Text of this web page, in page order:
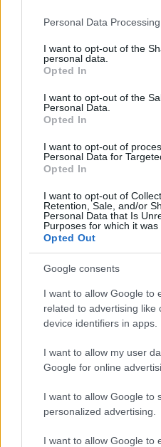
Please note that this website/
not limited to your visit or
grant or deny consent to
use your data for below
consent section.
Personal Data
I want to opt-out of the
personal data.
Opted In
I want to opt-out of the
Personal Data.
Opted In
I want to opt-out of
Personal Data for
Opted In
I want to opt-out of
Retention, Sale, and/or
Personal Data that Is
Purposes for which it was
Opted Out
Google consents
I want to allow Google to
related to advertising like
device identifiers in apps.
I want to allow my user
Google for online
I want to allow Google to
personalized advertising.
I want to allow Google to
LEGNÉPSZERŰBB
Manaus: a dzsungel
Magyarország rejtett
kihívásai
Mik alakítják a
kognitív torzítások
A világ
az Indiai-óceáni út
A közlekedés
FACEBOOK
LEGFRISSEBB